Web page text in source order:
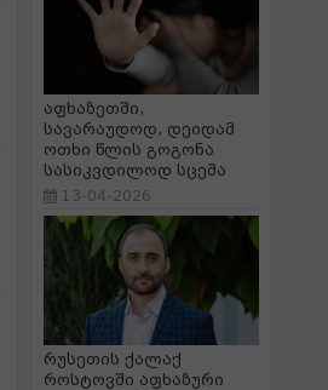
აფხაზეთში,
სავარაუდოდ, დეიდამ
ოთხი წლის გოგონა
სასიკვდილოდ სცემა
13-04-2026
რუსეთის ქალაქ
როსტოვში აფხაზური